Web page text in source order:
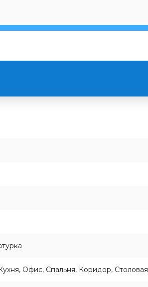
Офис, Спальня, Коридор, Столовая